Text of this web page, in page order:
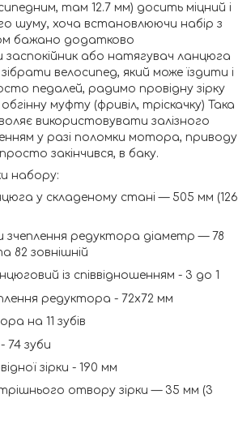
там 12.7 мм) досить міцний і
шуму, хоча встановлюючи набір з
бажано додатково
або натягувач ланцюга
велосипед, який може їздити і
педалей, радимо провідну зірку
муфту (фривіл, тріскачку) Така
використовувати залізного
у разі поломки мотора, приводу
закінчився, в баку.
набору:
у складеному стані — 505 мм (126
зчеплення редуктора діаметр — 78
82 зовнішній
із співвідношенням - 3 до 1
редуктора - 72х72 мм
на 11 зубів
74 зуби
зірки - 190 мм
отвору зірки — 35 мм (3